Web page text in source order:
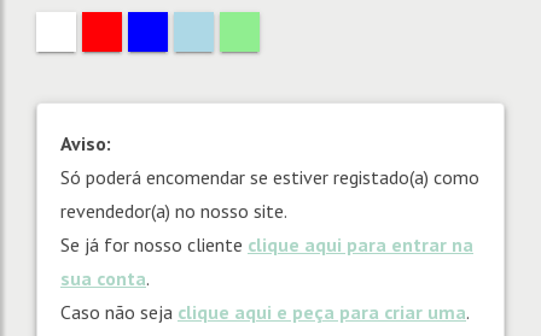
Aviso:
Só poderá encomendar se estiver registado(a) como
revendedor(a) no nosso site.
Se já for nosso cliente clique aqui para entrar na
sua conta.
Caso não seja clique aqui e peça para criar uma.